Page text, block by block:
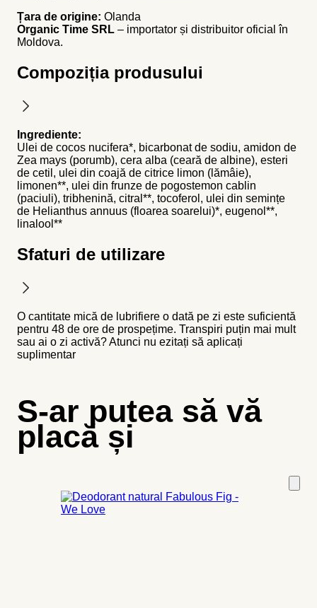
Țara de origine: Olanda
Organic Time SRL – importator și distribuitor oficial în
Moldova.
Compoziția produsului
Ingrediente:
Ulei de cocos nucifera*, bicarbonat de sodiu, amidon de
Zea mays (porumb), cera alba (ceară de albine), esteri
de cetil, ulei din coajă de citrice limon (lămâie),
limonen**, ulei din frunze de pogostemon cablin
(paciuli), tribhenină, citral**, tocoferol, ulei din semințe
de Helianthus annuus (floarea soarelui)*, eugenol**,
linalool**
Sfaturi de utilizare
O cantitate mică de lubrifiere o dată pe zi este suficientă
pentru 48 de ore de prospețime. Transpiri puțin mai mult
sau ai o zi activă? Atunci nu ezitați să aplicați
suplimentar
S-ar putea să vă
placă și